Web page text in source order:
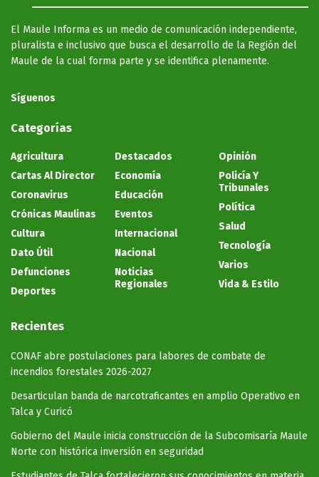
El Maule Informa es un medio de comunicación independiente,
pluralista e inclusivo que busca el desarrollo de la Región del
Maule de la cual forma parte y se identifica plenamente.
Síguenos
Categorías
Agricultura
Cartas Al Director
Coronavirus
Crónicas Maulinas
Cultura
Dato Útil
Defunciones
Deportes
Destacados
Economía
Educación
Eventos
Internacional
Nacional
Noticias
Regionales
Opinión
Policía Y
Tribunales
Política
Salud
Tecnología
Varios
Vida & Estilo
Recientes
CONAF abre postulaciones para labores de combate de
incendios forestales 2026-2027
Desarticulan banda de narcotraficantes en amplio Operativo en
Talca y Curicó
Gobierno del Maule inicia construcción de la Subcomisaría Maule
Norte con histórica inversión en seguridad